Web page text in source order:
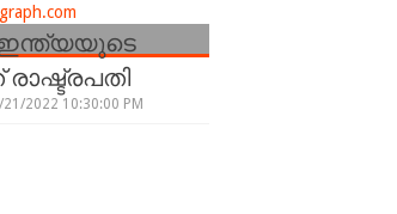
ഇന്ത്യയുടെ
21/2022 10:30:00 PM